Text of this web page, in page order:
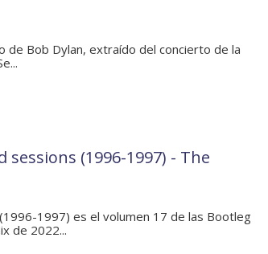
de Bob Dylan, extraído del concierto de la
(1996-1997) - The
1997) es el volumen 17 de las Bootleg
de 2022...